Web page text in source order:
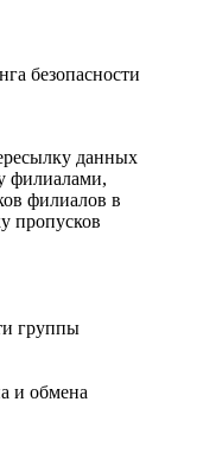
безопасности
данных
филиалами,
филиалов в
пропусков
группы
и обмена